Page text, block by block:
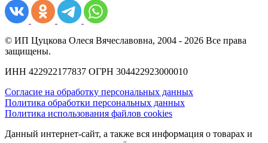
© ИП Цуцкова Олеся Вячеславовна, 2004 - 2026 Все права
защищены.
ИНН 422922177837 ОГРН 304422923000010
Согласие на обработку персональных данных
Политика обработки персональных данных
Политика использования файлов cookies
Данный интернет-сайт, а также вся информация о товарах и